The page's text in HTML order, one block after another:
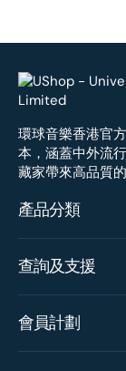
環球音樂香港官
本，涵蓋中外流
藏家帶來高品質
產品分類
查詢及支援
會員計劃